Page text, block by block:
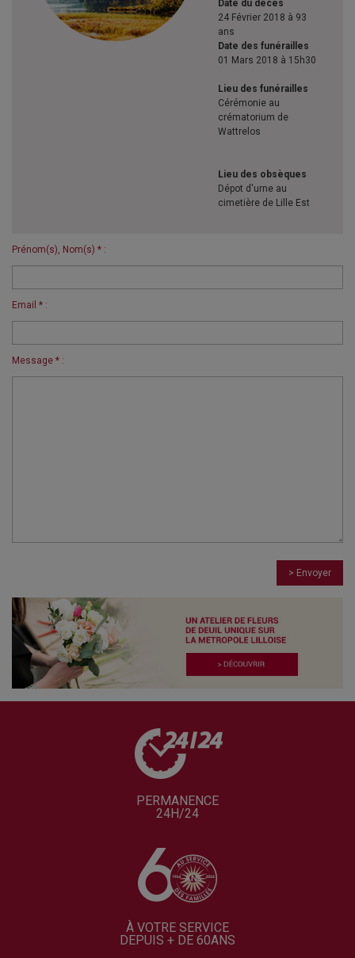
Date du décès
24 Février 2018 à 93
ans
Date des funérailles
01 Mars 2018 à 15h30
Lieu des funérailles
Cérémonie au
crématorium de
Wattrelos
Lieu des obsèques
Dépot d'urne au
cimetière de Lille Est
Prénom(s), Nom(s) * :
Email * :
Message * :
> Envoyer
PERMANENCE
24H/24
À VOTRE SERVICE
DEPUIS + DE 60ANS